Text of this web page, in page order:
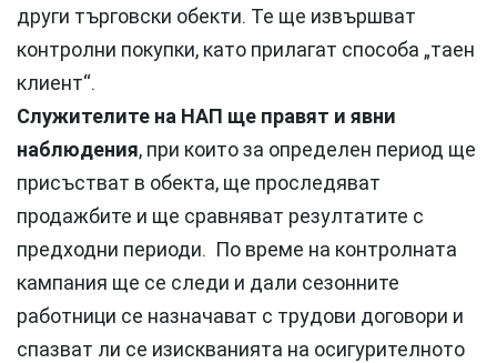
други търговски обекти. Те ще извършват
контролни покупки, като прилагат способа „таен
клиент“.
Служителите на НАП ще правят и явни
наблюдения, при които за определен период ще
присъстват в обекта, ще проследяват
продажбите и ще сравняват резултатите с
предходни периоди. По време на контролната
кампания ще се следи и дали сезонните
работници се назначават с трудови договори и
спазват ли се изискванията на осигурителното